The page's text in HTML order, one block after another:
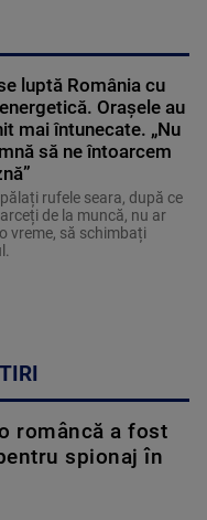
luptă România cu
Orașele au
mai întunecate. „Nu
să ne întoarcem
rufele seara, după ce
de la muncă, nu ar
vreme, să schimbați
româncă a fost
spionaj în